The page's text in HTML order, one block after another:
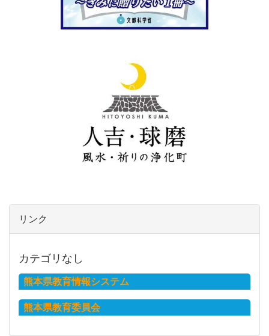
リンク
カテゴリなし
熊本県教育情報システム
熊本県教育委員会